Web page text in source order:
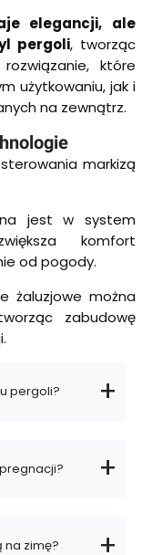
elegancji, ale
pergoli, tworząc
które
użytkowaniu, jak i
na zewnątrz.
markizą
jest w system
komfort
od pogody.
żaluzjowe można
zabudowę
pergoli?
zimę?